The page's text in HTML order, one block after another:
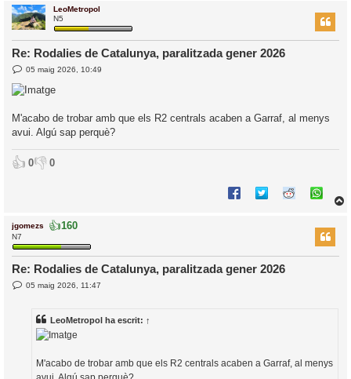
LeoMetropol
N5
Re: Rodalies de Catalunya, paralitzada gener 2026
E
t
r
d
a
05 maig 2026, 10:49
M'acabo de trobar amb que els R2 centrals acaben a Garraf, al menys
avui. Algú sap perquè?
👍 0👎 0
jgomezs 👍160
N7
Re: Rodalies de Catalunya, paralitzada gener 2026
E05 maig 2026, 11:47
LeoMetropol ha escrit: ↑
M'acabo de trobar amb que els R2 centrals acaben a Garraf, al menys